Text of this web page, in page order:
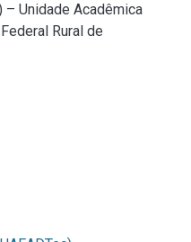
Unidade Acadêmica
Rural de